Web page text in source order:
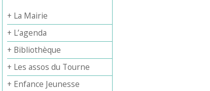
+ La Mairie
+ L’agenda
+ Bibliothèque
+ Les assos du Tourne
+ Enfance Jeunesse